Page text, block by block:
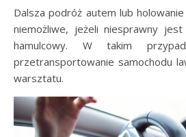
Dalsza podróż autem lub
niemożliwe, jeżeli niesprawny jest
hamulcowy. W takim
przetransportowanie samochodu
warsztatu.